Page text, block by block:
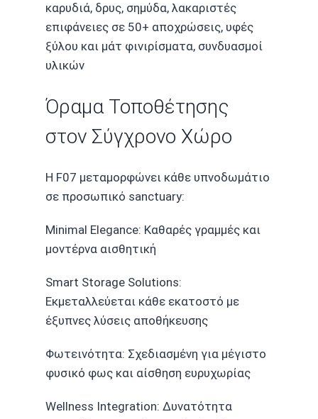
καρυδιά, δρυς, σημύδα, λακαριστές
επιφάνειες σε 50+ αποχρώσεις, υφές
ξύλου και μάτ φινιρίσματα, συνδυασμοί
υλικών
Όραμα Τοποθέτησης
στον Σύγχρονο Χώρο
Η F07 μεταμορφώνει κάθε υπνοδωμάτιο
σε προσωπικό sanctuary:
Minimal Elegance: Καθαρές γραμμές και
μοντέρνα αισθητική
Smart Storage Solutions:
Εκμεταλλεύεται κάθε εκατοστό με
έξυπνες λύσεις αποθήκευσης
Φωτεινότητα: Σχεδιασμένη για μέγιστο
φυσικό φως και αίσθηση ευρυχωρίας
Wellness Integration: Δυνατότητα